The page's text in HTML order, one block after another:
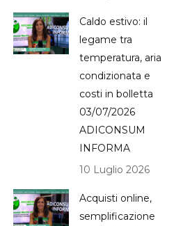
Caldo estivo: il
legame tra
temperatura, aria
condizionata e
costi in bolletta
03/07/2026
ADICONSUM
INFORMA
10 Luglio 2026
Acquisti online,
semplificazione